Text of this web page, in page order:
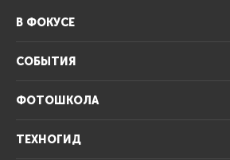
В ФОКУСЕ
СОБЫТИЯ
ФОТОШКОЛА
ТЕХНОГИД